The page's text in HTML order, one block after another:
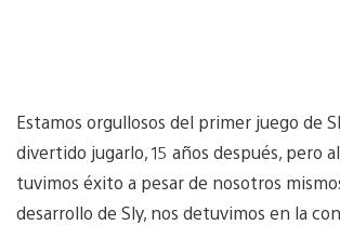
Estamos orgullosos del primer juego de
divertido jugarlo, 15 años después, pero
tuvimos éxito a pesar de nosotros
desarrollo de Sly, nos detuvimos en la